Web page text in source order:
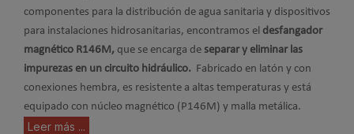
componentes para la distribución de agua sanitaria y dispositivos
para instalaciones hidrosanitarias, encontramos el desfangador
magnético R146M, que se encarga de separar y eliminar las
impurezas en un circuito hidráulico. Fabricado en latón y con
conexiones hembra, es resistente a altas temperaturas y está
equipado con núcleo magnético (P146M) y malla metálica.
Leer más ...